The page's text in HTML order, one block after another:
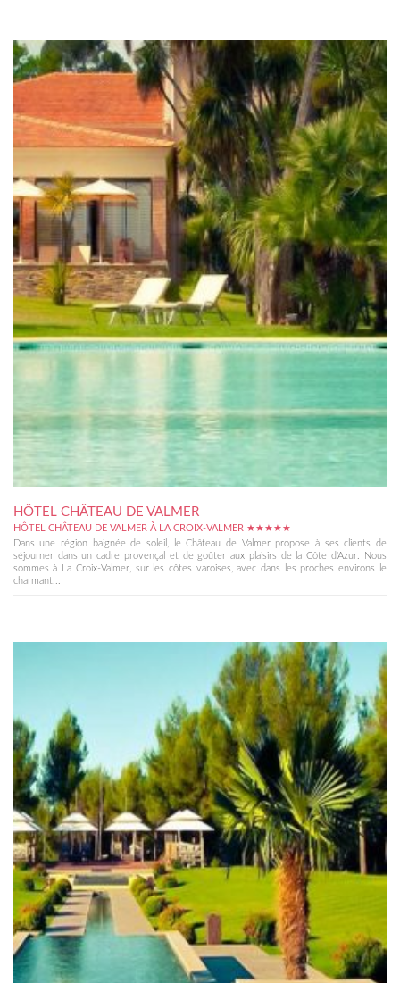
HÔTEL CHÂTEAU DE VALMER
HÔTEL CHÂTEAU DE VALMER À LA CROIX-VALMER ★★★★★
Dans une région baignée de soleil, le Château de Valmer propose à ses clients de
séjourner dans un cadre provençal et de goûter aux plaisirs de la Côte d'Azur. Nous
sommes à La Croix-Valmer, sur les côtes varoises, avec dans les proches environs le
charmant...